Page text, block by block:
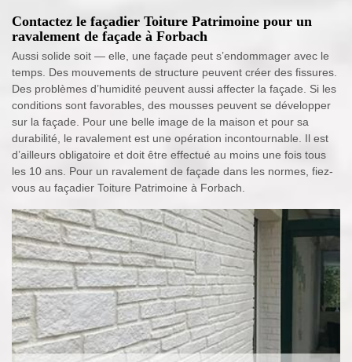
Contactez le façadier Toiture Patrimoine pour un
ravalement de façade à Forbach
Aussi solide soit — elle, une façade peut s’endommager avec le
temps. Des mouvements de structure peuvent créer des fissures.
Des problèmes d’humidité peuvent aussi affecter la façade. Si les
conditions sont favorables, des mousses peuvent se développer
sur la façade. Pour une belle image de la maison et pour sa
durabilité, le ravalement est une opération incontournable. Il est
d’ailleurs obligatoire et doit être effectué au moins une fois tous
les 10 ans. Pour un ravalement de façade dans les normes, fiez-
vous au façadier Toiture Patrimoine à Forbach.